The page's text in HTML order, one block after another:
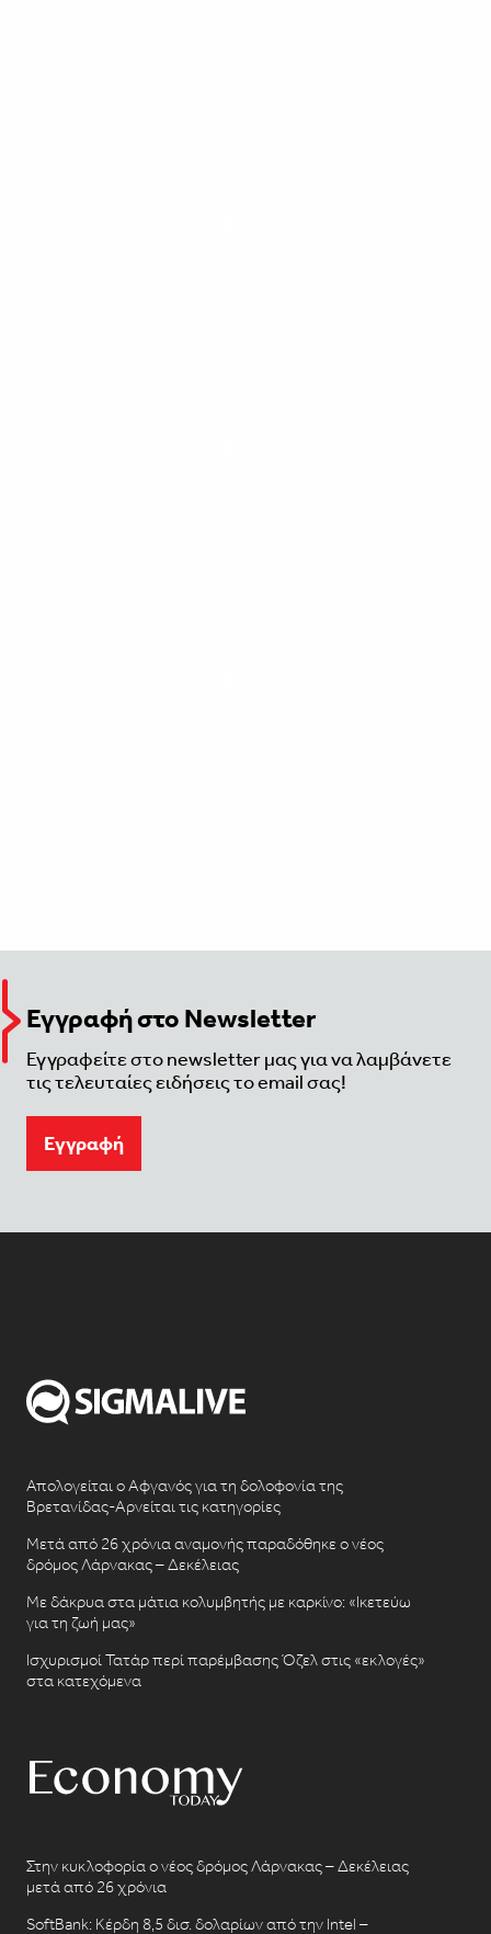
Εγγραφή στο Newsletter
Εγγραφείτε στο newsletter μας για να λαμβάνετε
τις τελευταίες ειδήσεις το email σας!
Eγγραφή
Απολογείται ο Αφγανός για τη δολοφονία της
Βρετανίδας-Αρνείται τις κατηγορίες
Μετά από 26 χρόνια αναμονής παραδόθηκε ο νέος
δρόμος Λάρνακας – Δεκέλειας
Με δάκρυα στα μάτια κολυμβητής με καρκίνο: «Ικετεύω
για τη ζωή μας»
Ισχυρισμοί Τατάρ περί παρέμβασης Όζελ στις «εκλογές»
στα κατεχόμενα
Στην κυκλοφορία ο νέος δρόμος Λάρνακας – Δεκέλειας
μετά από 26 χρόνια
SoftBank: Κέρδη 8,5 δισ. δολαρίων από την Intel –